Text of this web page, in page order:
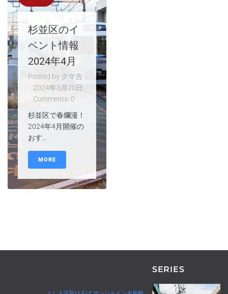
杉並区のイ
ベント情報
2024年4月
Posted by クマ吉
2024年3月20日
Comments: 0
杉並区で春爛漫！
2024年4月開催の
おす…
MORE
SERIES